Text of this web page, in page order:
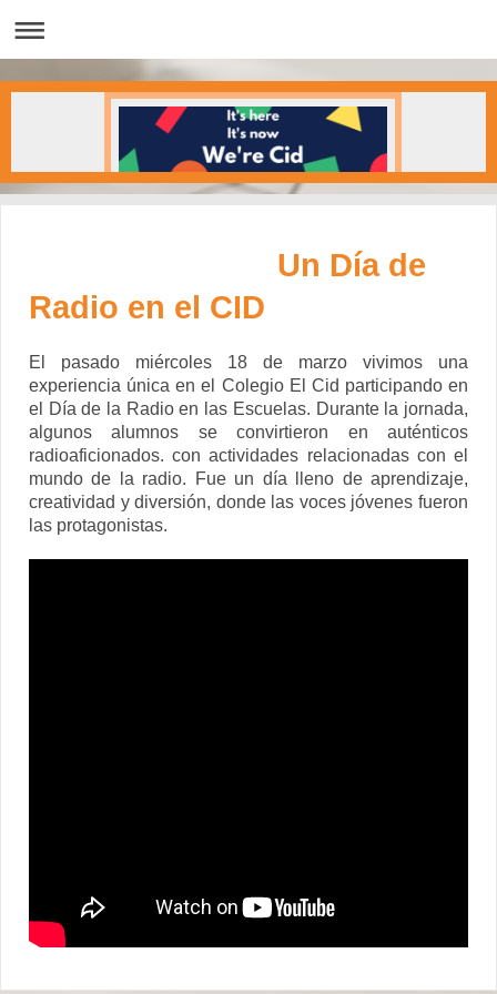
Un Día de
Radio en el CID
El pasado miércoles 18 de marzo vivimos una
experiencia única en el Colegio El Cid participando en
el Día de la Radio en las Escuelas. Durante la jornada,
algunos alumnos se convirtieron en auténticos
radioaficionados. con actividades relacionadas con el
mundo de la radio.
Fue un día lleno de aprendizaje,
creatividad y diversión, donde las voces jóvenes fueron
las protagonistas.